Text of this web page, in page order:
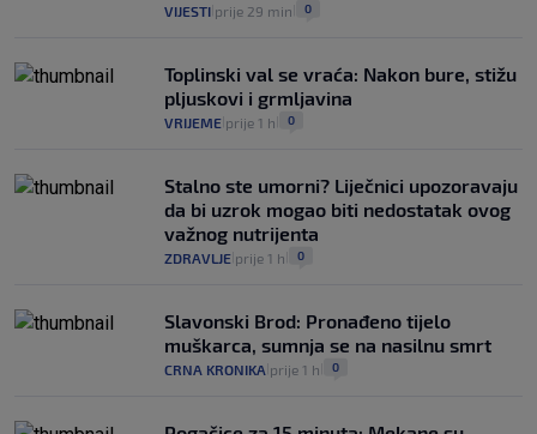
VIJESTI prije 29 min 0
Toplinski val se vraća: Nakon bure, stižu
pljuskovi i grmljavina
VRIJEME prije 1 h 0
Stalno ste umorni? Liječnici upozoravaju
da bi uzrok mogao biti nedostatak ovog
važnog nutrijenta
ZDRAVLJE prije 1 h 0
Slavonski Brod: Pronađeno tijelo
muškarca, sumnja se na nasilnu smrt
CRNA KRONIKA prije 1 h 0